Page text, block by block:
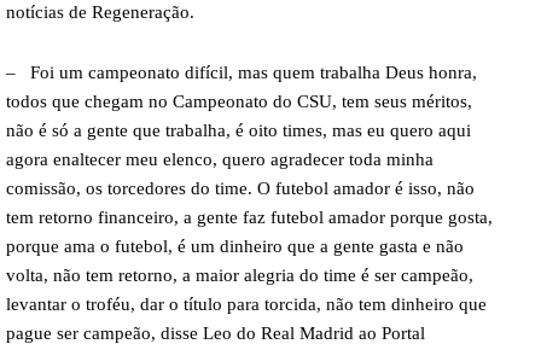
notícias de Regeneração.
– Foi um campeonato difícil, mas quem trabalha Deus honra,
todos que chegam no Campeonato do CSU, tem seus méritos,
não é só a gente que trabalha, é oito times, mas eu quero aqui
agora enaltecer meu elenco, quero agradecer toda minha
comissão, os torcedores do time. O futebol amador é isso, não
tem retorno financeiro, a gente faz futebol amador porque gosta,
porque ama o futebol, é um dinheiro que a gente gasta e não
volta, não tem retorno, a maior alegria do time é ser campeão,
levantar o troféu, dar o título para torcida, não tem dinheiro que
pague ser campeão, disse Leo do Real Madrid ao Portal